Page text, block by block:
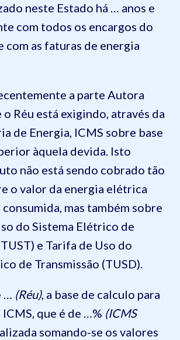
neste Estado há … anos e
com todos os encargos do
com as faturas de energia
a parte Autora
Réu está exigindo, através da
de Energia, ICMS sobre base
àquela devida. Isto
não está sendo cobrado tão
o valor da energia elétrica
mas também sobre
do Sistema Elétrico de
e Tarifa de Uso do
de Transmissão (TUSD).
… (Réu), a base de calculo para
que é de …% (ICMS
somando-se os valores